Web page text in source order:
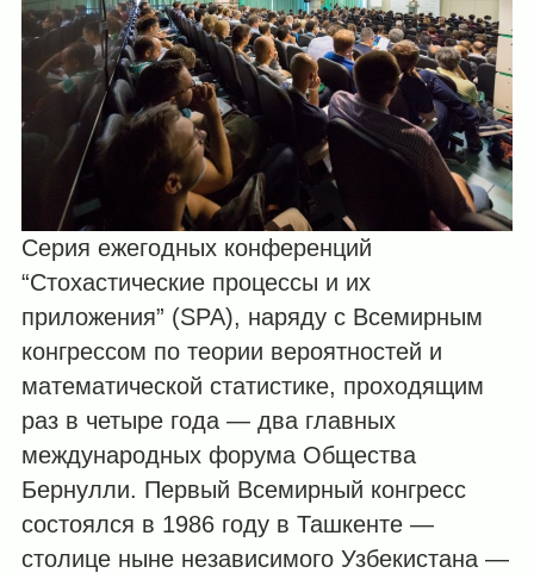
Серия ежегодных конференций
“Стохастические процессы и их
приложения” (SPA), наряду с Всемирным
конгрессом по теории вероятностей и
математической статистике, проходящим
раз в четыре года — два главных
международных форума Общества
Бернулли. Первый Всемирный конгресс
состоялся в 1986 году в Ташкенте —
столице ныне независимого Узбекистана —